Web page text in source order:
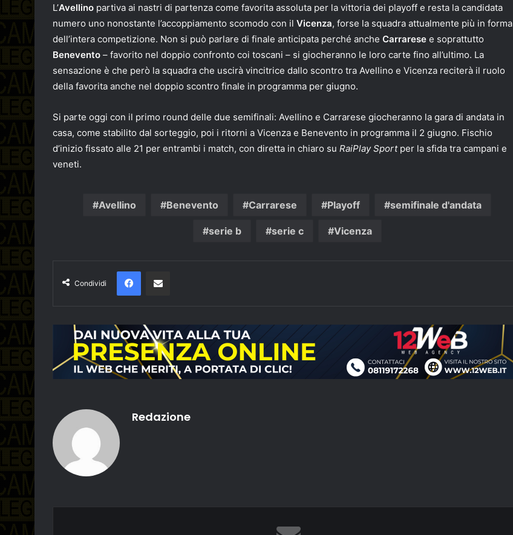
L’Avellino partiva ai nastri di partenza come favorita assoluta per la vittoria dei playoff e resta la candidata
numero uno nonostante l’accoppiamento scomodo con il Vicenza, forse la squadra attualmente più in forma
dell’intera competizione. Non si può parlare di finale anticipata perché anche Carrarese e soprattutto
Benevento – favorito nel doppio confronto coi toscani – si giocheranno le loro carte fino all’ultimo. La
sensazione è che però la squadra che uscirà vincitrice dallo scontro tra Avellino e Vicenza reciterà il ruolo
della favorita anche nel doppio scontro finale in programma per giugno.
Si parte oggi con il primo round delle due semifinali: Avellino e Carrarese giocheranno la gara di andata in
casa, come stabilito dal sorteggio, poi i ritorni a Vicenza e Benevento in programma il 2 giugno. Fischio
d’inizio fissato alle 21 per entrambi i match, con diretta in chiaro su RaiPlay Sportper la sfida tra campani e
veneti.
Avellino Benevento Carrarese Playoff semifinale d'andata
serie b serie c Vicenza
Condividi
Facebook
Redazione